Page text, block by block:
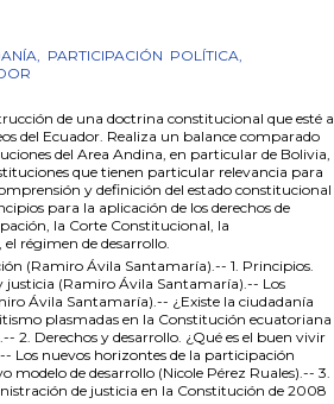
PARTICIPACIÓN POLÍTICA,
de una doctrina constitucional que esté a
del Ecuador. Realiza un balance comparado
del Area Andina, en particular de Bolivia,
que tienen particular relevancia para
y definición del estado constitucional
para la aplicación de los derechos de
la Corte Constitucional, la
régimen de desarrollo.
(Ramiro Ávila Santamaría).-- 1. Principios.
justicia (Ramiro Ávila Santamaría).-- Los
Ávila Santamaría).-- ¿Existe la ciudadanía
plasmadas en la Constitución ecuatoriana
2. Derechos y desarrollo. ¿Qué es el buen vivir
Los nuevos horizontes de la participación
de desarrollo (Nicole Pérez Ruales).-- 3.
de justicia en la Constitución de 2008